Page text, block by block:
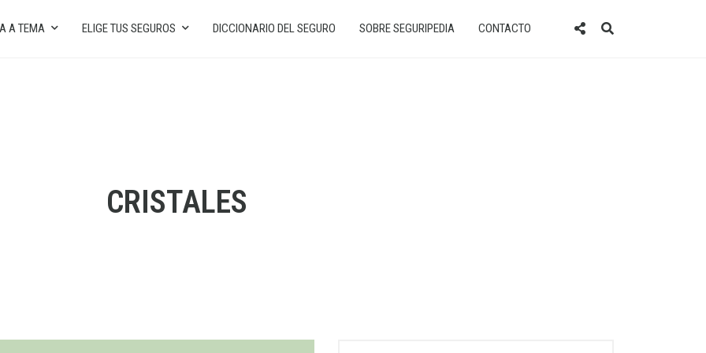
A TEMA ELIGE TUS SEGUROS DICCIONARIO DEL SEGURO SOBRE SEGURIPEDIA CONTACTO
CRISTALES